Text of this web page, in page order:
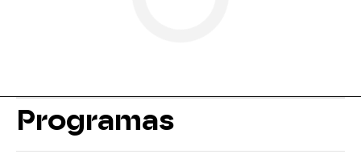
Programas